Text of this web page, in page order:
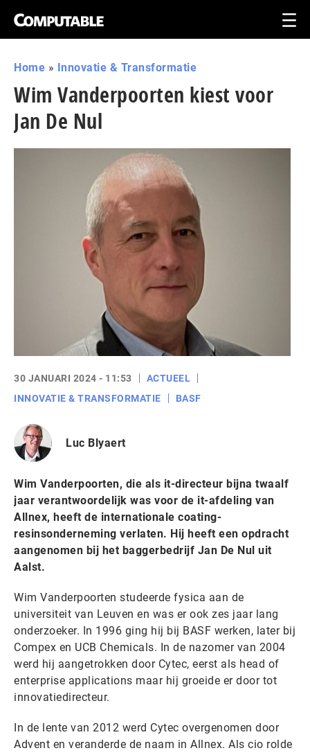
Home » Innovatie & Transformatie
Wim Vanderpoorten kiest voor
Jan De Nul
30 JANUARI 2024 - 11:53
ACTUEEL
INNOVATIE & TRANSFORMATIE
BASF
Luc Blyaert
Wim Vanderpoorten, die als it-directeur bijna twaalf
jaar verantwoordelijk was voor de it-afdeling van
Allnex, heeft de internationale coating-
resinsonderneming verlaten. Hij heeft een opdracht
aangenomen bij het baggerbedrijf Jan De Nul uit
Aalst.
Wim Vanderpoorten studeerde fysica aan de
universiteit van Leuven en was er ook zes jaar lang
onderzoeker. In 1996 ging hij bij BASF werken, later bij
Compex en UCB Chemicals. In de nazomer van 2004
werd hij aangetrokken door Cytec, eerst als head of
enterprise applications maar hij groeide er door tot
innovatiedirecteur.
In de lente van 2012 werd Cytec overgenomen door
Advent en veranderde de naam in Allnex. Als cio rolde